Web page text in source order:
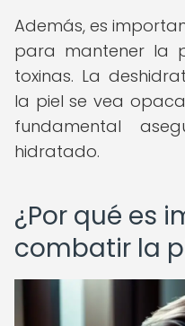
Además, es
para mantener la
toxinas. La
la piel se vea
fundamental
hidratado.
¿Por qué es
combatir la